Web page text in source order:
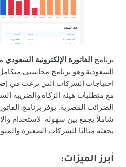
برنامج الفاتورة الإلكترونية السعودي
السعودية وهو برنامج محاسبي
احتياجات الشركات التي ترغب في
مع متطلبات هيئة الزكاة والضريبة
الضرائب المصرية. يوفر برنامج
شاملاً يجمع بين سهولة الاستخدام
يجعله مثاليًا للشركات الصغيرة
أبرز الميزات: